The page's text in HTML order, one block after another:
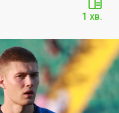
1 хв.